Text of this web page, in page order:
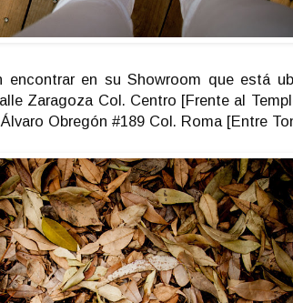
encontrar en su Showroom que está
Zaragoza Col. Centro [Frente al
Álvaro Obregón #189 Col. Roma [Entre